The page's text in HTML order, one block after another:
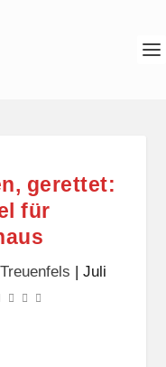
gerettet:
für
| Juli